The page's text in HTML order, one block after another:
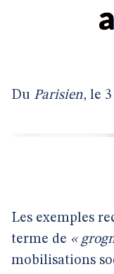
Du Parisien, le
Les exemples
terme de «
mobilisations